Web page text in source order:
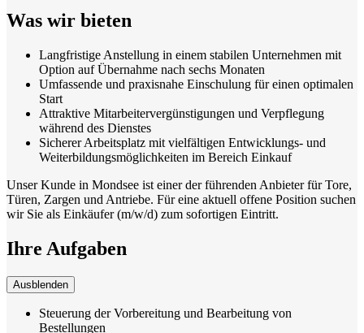
Was wir bieten
Langfristige Anstellung in einem stabilen Unternehmen mit
Option auf Übernahme nach sechs Monaten
Umfassende und praxisnahe Einschulung für einen optimalen
Start
Attraktive Mitarbeitervergünstigungen und Verpflegung
während des Dienstes
Sicherer Arbeitsplatz mit vielfältigen Entwicklungs- und
Weiterbildungsmöglichkeiten im Bereich Einkauf
Unser Kunde in Mondsee ist einer der führenden Anbieter für Tore,
Türen, Zargen und Antriebe. Für eine aktuell offene Position suchen
wir Sie als Einkäufer (m/w/d) zum sofortigen Eintritt.
Ihre Aufgaben
Ausblenden
Steuerung der Vorbereitung und Bearbeitung von
Bestellungen